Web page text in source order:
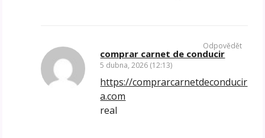
comprar carnet de conducir
5 dubna, 2026 (12:13)
https://comprarcarnetdeconducir
a.com
real
Odpovědět